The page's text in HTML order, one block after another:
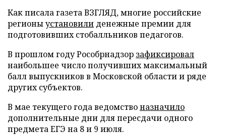
Как писала газета ВЗГЛЯД, многие российские
регионыустановили денежные премии для
подготовивших стобалльников педагогов.
В прошлом году Рособрнадзор зафиксировал
наибольшее число получивших максимальный
балл выпускников в Московской области и ряде
других субъектов.
В мае текущего года ведомствоназначило
дополнительные дни для пересдачи одного
предмета ЕГЭ на 8 и 9 июля.